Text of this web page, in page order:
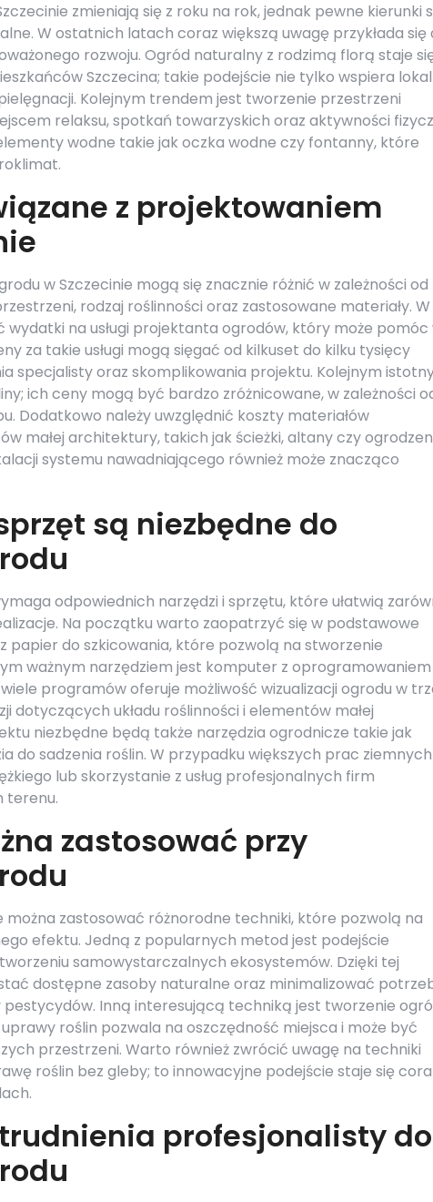
zmieniają się z roku na rok, jednak pewne kierunki
W ostatnich latach coraz większą uwagę przykłada się
rozwoju. Ogród naturalny z rodzimą florą staje
Szczecina; takie podejście nie tylko wspiera
Kolejnym trendem jest tworzenie przestrzeni
relaksu, spotkań towarzyskich oraz aktywności
wodne takie jak oczka wodne czy fontanny, które
z projektowaniem
w Szczecinie mogą się znacznie różnić w zależności od
rodzaj roślinności oraz zastosowane materiały. W
wydatki na usługi projektanta ogrodów, który może pomóc
za takie usługi mogą sięgać od kilkuset do kilku tysięcy
specjalisty oraz skomplikowania projektu. Kolejnym
ich ceny mogą być bardzo zróżnicowane, w zależności
Dodatkowo należy uwzględnić koszty materiałów
małej architektury, takich jak ścieżki, altany czy
systemu nawadniającego również może znacząco
są niezbędne do
odpowiednich narzędzi i sprzętu, które ułatwią
Na początku warto zaopatrzyć się w podstawowe
papier do szkicowania, które pozwolą na stworzenie
ważnym narzędziem jest komputer z
programów oferuje możliwość wizualizacji ogrodu w
dotyczących układu roślinności i elementów małej
niezbędne będą także narzędzia ogrodnicze takie jak
do sadzenia roślin. W przypadku większych prac ziemnych
lub skorzystanie z usług profesjonalnych firm
terenu.
zastosować przy
można zastosować różnorodne techniki, które pozwolą na
efektu. Jedną z popularnych metod jest podejście
samowystarczalnych ekosystemów. Dzięki tej
dostępne zasoby naturalne oraz minimalizować
Inną interesującą techniką jest tworzenie
roślin pozwala na oszczędność miejsca i może być
przestrzeni. Warto również zwrócić uwagę na techniki
roślin bez gleby; to innowacyjne podejście staje się
profesjonalisty do